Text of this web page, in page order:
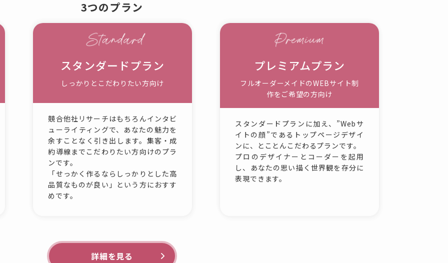
3つのプラン
スタンダードプラン
しっかりとこだわりたい方向け
競合他社リサーチはもちろんインタビ
ューライティングで、あなたの魅力を
余すことなく引き出します。集客・成
約導線までこだわりたい方向けのプラ
ンです。
「せっかく作るならしっかりとした高
品質なものが良い」という方におすす
めです。
プレミアムプラン
フルオーダーメイドのWEBサイト制
作をご希望の方向け
スタンダードプランに加え、”Webサ
イトの顔”であるトップページデザイ
ンに、とことんこだわるプランです。
プロのデザイナーとコーダーを起用
し、あなたの思い描く世界観を存分に
表現できます。
詳細を見る